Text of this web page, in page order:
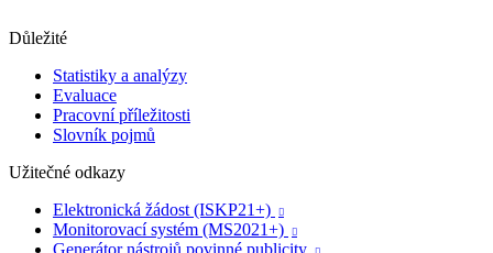
Důležité
Statistiky a analýzy
Evaluace
Pracovní příležitosti
Slovník pojmů
Užitečné odkazy
Elektronická žádost (ISKP21+)

Monitorovací systém (MS2021+) 